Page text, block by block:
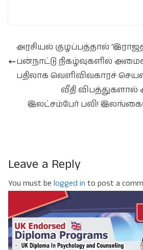
அரசியல் குழப்பத்தால்
பன்நாட்டு நிகழ்வுகளில்
பதிலாக வெளிவிவகாரச்
வீதி
இலட்சம்பேர் பலி!
Leave a Reply
You must be logged in to post a